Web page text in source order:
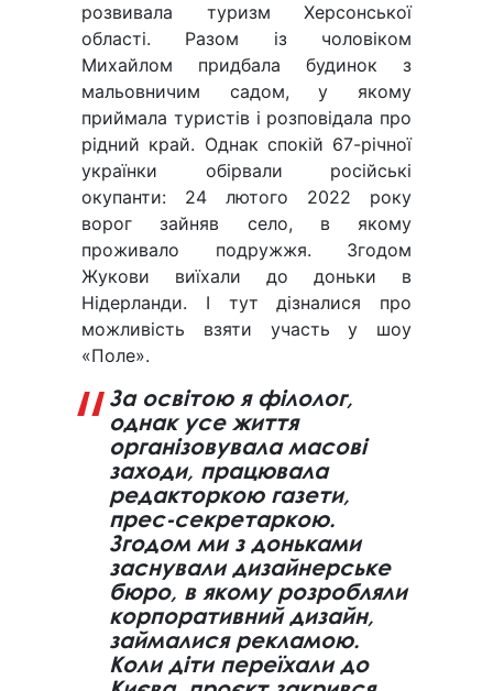
розвивала туризм Херсонської
області. Разом із чоловіком
Михайлом придбала будинок з
мальовничим садом, у якому
приймала туристів і розповідала про
рідний край. Однак спокій 67-річної
українки обірвали російські
окупанти: 24 лютого 2022 року
ворог зайняв село, в якому
проживало подружжя. Згодом
Жукови виїхали до доньки в
Нідерланди. І тут дізналися про
можливість взяти участь у шоу
«Поле».
За освітою я філолог,
однак усе життя
організовувала масові
заходи, працювала
редакторкою газети,
прес-секретаркою.
Згодом ми з доньками
заснували дизайнерське
бюро, в якому розробляли
корпоративний дизайн,
займалися рекламою.
Коли діти переїхали до